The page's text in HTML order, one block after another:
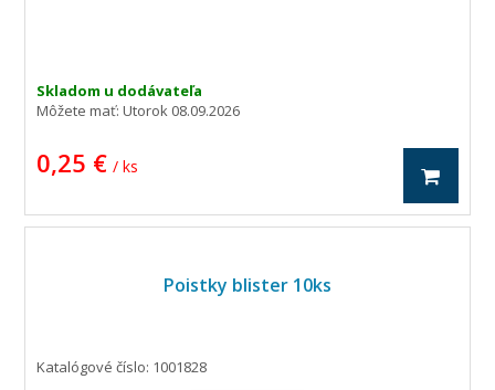
Skladom u dodávateľa
Môžete mať:Utorok 08.09.2026
0,25 € / ks
Poistky blister 10ks
Katalógové číslo: 1001828